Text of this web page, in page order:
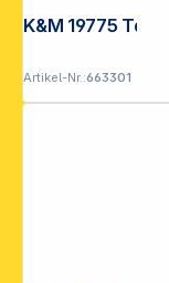
Artikel-Nr.:663301